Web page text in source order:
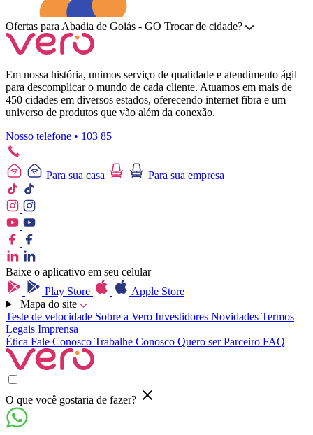
Ofertas para Abadia de Goiás - GO Trocar de cidade?
Em nossa história, unimos serviço de qualidade e atendimento ágil
para descomplicar o mundo de cada cliente. Atuamos em mais de
450 cidades em diversos estados, oferecendo internet fibra e um
universo de produtos que vão além da conexão.
Nosso telefone • 103 85
Para sua casa Para sua empresa
Baixe o aplicativo em seu celular
Play Store
Apple Store
Mapa do site
Teste de velocidade Sobre a Vero Investidores Novidades Termos
Legais Imprensa
Ética Fale Conosco Trabalhe Conosco Quero ser Parceiro FAQ
O que você gostaria de fazer?